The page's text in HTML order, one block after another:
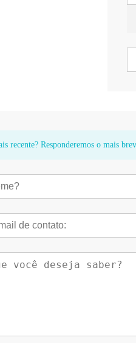
recente? Responderemos o mais